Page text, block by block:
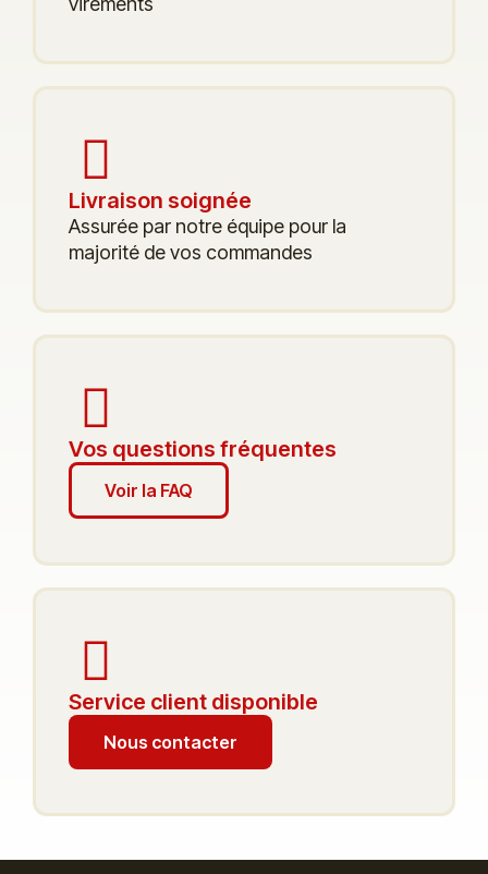
Livraison soignée
Assurée par notre équipe pour la
majorité de vos commandes
Vos questions fréquentes
Voir la FAQ
Service client disponible
Nous contacter